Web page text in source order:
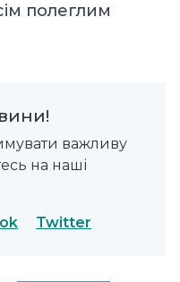
полеглим
важливу
на наші
Twitter